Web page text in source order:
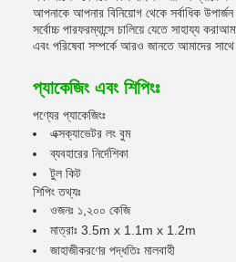
আপনাকে আপনার বিনিয়োগ থেকে সর্বাধিক
সর্বোচ্চ পারফরম্যান্সে চালিয়ে যেতে সাহায্য
এবং পরিষেবা সম্পর্কে আরও জানতে আমাদের
প্যাকেজিং এবং শিপিংঃ
পণ্যের প্যাকেজিংঃ
এক্সক্যাভেটর লং বুম
ব্যবহারের নির্দেশিকা
টুল কিট
শিপিং তথ্যঃ
ওজনঃ ১,২০০ কেজি
মাত্রাঃ 3.5m x 1.1m x 1.2m
জাহাজীকরণের পদ্ধতিঃ মালবাহী